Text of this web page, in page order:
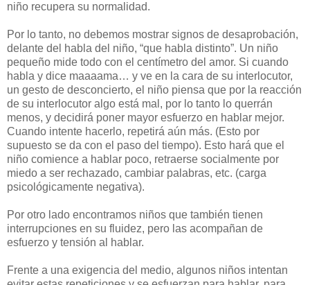
niño recupera su normalidad.
Por lo tanto, no debemos mostrar signos de desaprobación,
delante del habla del niño, “que habla distinto”. Un niño
pequeño mide todo con el centímetro del amor. Si cuando
habla y dice maaaama… y ve en la cara de su interlocutor,
un gesto de desconcierto, el niño piensa que por la reacción
de su interlocutor algo está mal, por lo tanto lo querrán
menos, y decidirá poner mayor esfuerzo en hablar mejor.
Cuando intente hacerlo, repetirá aún más. (Esto por
supuesto se da con el paso del tiempo). Esto hará que el
niño comience a hablar poco, retraerse socialmente por
miedo a ser rechazado, cambiar palabras, etc. (carga
psicológicamente negativa).
Por otro lado encontramos niños que también tienen
interrupciones en su fluidez, pero las acompañan de
esfuerzo y tensión al hablar.
Frente a una exigencia del medio, algunos niños intentan